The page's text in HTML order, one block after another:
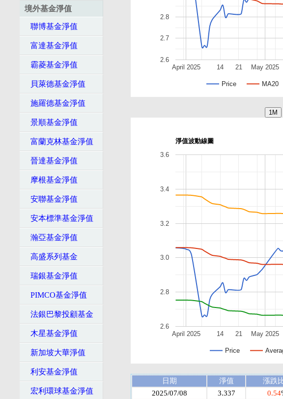
境外基金淨值
聯博基金淨值
富達基金淨值
霸菱基金淨值
貝萊德基金淨值
施羅德基金淨值
景順基金淨值
富蘭克林基金淨值
晉達基金淨值
摩根基金淨值
安聯基金淨值
安本標準基金淨值
瀚亞基金淨值
高盛系列基金
瑞銀基金淨值
PIMCO基金淨值
法銀巴黎投顧基金
木星基金淨值
新加坡大華淨值
利安基金淨值
宏利環球基金淨值
Price MA20
April 2025 May 2025
14 21
2.6
2.7
2.8
淨值波動線圖
Price
April 2025 May 2025
14 21
2.6
2.8
3.0
3.2
3.4
3.6
日期 淨值 漲跌
2025/07/08
3.337 0.54